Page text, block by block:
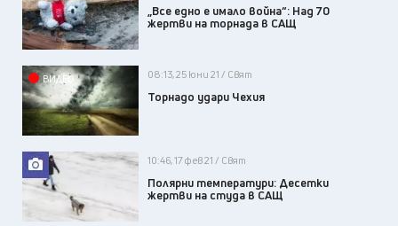
„Все едно е имало война“: Над 70
жертви на торнада в САЩ
ВИДЕО 08:13, 25 юни 21 / Свят
Торнадо удари Чехия
10:46, 17 фев 21 / Свят
Полярни температури: Десетки
жертви на студа в САЩ